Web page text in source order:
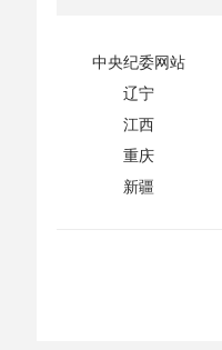
中央纪委网站
辽宁
江西
重庆
新疆